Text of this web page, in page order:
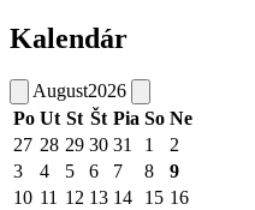
Kalendár
August2026
Po Ut St Št Pia So Ne
27 28 29 30 31 1
2
3
4 5 6 7 8
9
10 11 12 13 14 15 16